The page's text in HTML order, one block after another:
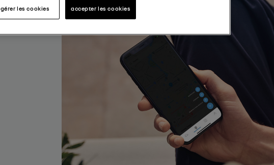
accepter les cookies
gérer les cookies